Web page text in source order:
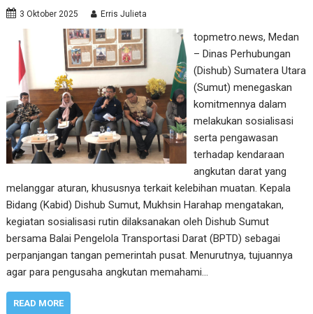
3 Oktober 2025 Erris Julieta
topmetro.news, Medan
– Dinas Perhubungan
(Dishub) Sumatera Utara
(Sumut) menegaskan
komitmennya dalam
melakukan sosialisasi
serta pengawasan
terhadap kendaraan
angkutan darat yang
melanggar aturan, khususnya terkait kelebihan muatan. Kepala
Bidang (Kabid) Dishub Sumut, Mukhsin Harahap mengatakan,
kegiatan sosialisasi rutin dilaksanakan oleh Dishub Sumut
bersama Balai Pengelola Transportasi Darat (BPTD) sebagai
perpanjangan tangan pemerintah pusat. Menurutnya, tujuannya
agar para pengusaha angkutan memahami…
READ MORE